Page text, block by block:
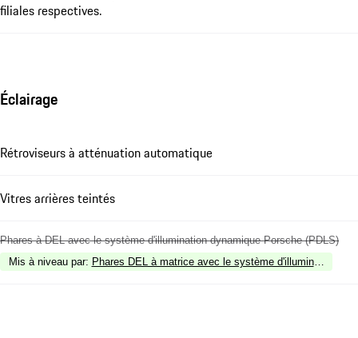
filiales respectives.
Éclairage
Rétroviseurs à atténuation automatique
Vitres arrières teintés
Phares à DEL avec le système d'illumination dynamique Porsche (PDLS)
Mis à niveau par: Phares DEL à matrice avec le système d'illumination